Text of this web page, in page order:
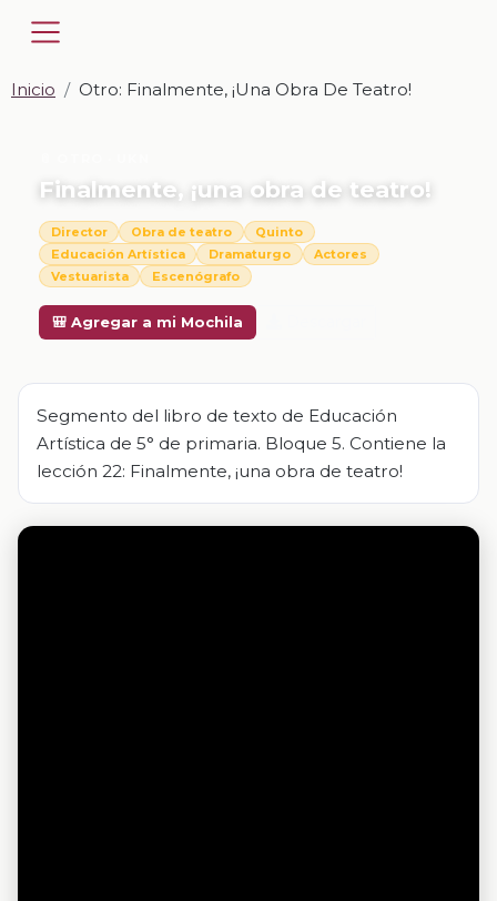
Inicio Otro: Finalmente, ¡una Obra De Teatro!
Finalmente, ¡una obra de teatro!
Director Obra de teatro
Quinto
Educación Artística
Dramaturgo
Actores
Vestuarista
Escenógrafo
🎒 Agregar a mi Mochila
Segmento del libro de texto de Educación
Artística de 5° de primaria. Bloque 5. Contiene la
lección 22: Finalmente, ¡una obra de teatro!